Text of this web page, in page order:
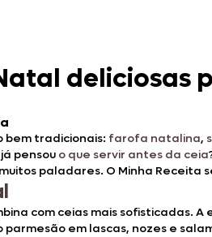
deliciosas
bem tradicionais: farofa natalina,
pensou o que servir antes da ceia
paladares. O Minha Receita
com ceias mais sofisticadas.
parmesão em lascas, nozes e